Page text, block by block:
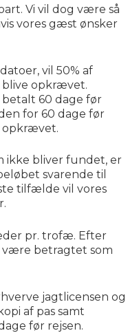
Vi vil dog være så
vores gæst ønsker
vil 50% af
blive opkrævet.
60 dage før
for 60 dage før
opkrævet.
ikke bliver fundet, er
svarende til
tilfælde vil vores
pr. trofæ. Efter
betragtet som
jagtlicensen og
af pas samt
før rejsen.